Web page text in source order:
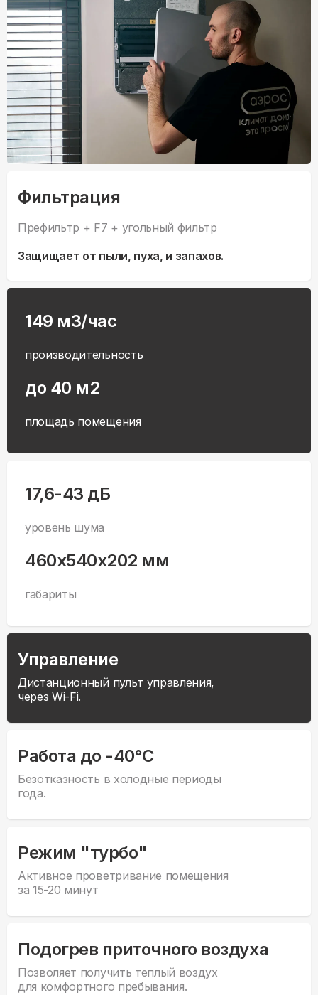
Фильтрация
Префильтр + F7 + угольный фильтр
Защищает от пыли, пуха, и запахов.
149 м3/час
производительность
до 40 м2
площадь помещения
17,6-43 дБ
уровень шума
460x540x202 мм
габариты
Управление
Дистанционный пульт управления,
через Wi-Fi.
Работа до -40°С
Безотказность в холодные периоды
года.
Режим "турбо"
Активное проветривание помещения
за 15-20 минут
Подогрев приточного воздуха
Позволяет получить теплый воздух
для комфортного пребывания.